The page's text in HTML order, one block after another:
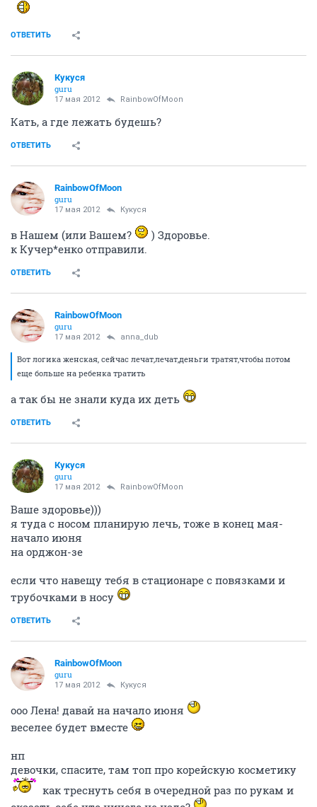
ОТВЕТИТЬ
Кукуся
guru
17 мая 2012 RainbowOfMoon
Кать, а где лежать будешь?
ОТВЕТИТЬ
RainbowOfMoon
guru
17 мая 2012 Кукуся
в Нашем (или Вашем?
) Здоровье.
к Кучер*енко отправили.
ОТВЕТИТЬ
RainbowOfMoon
guru
17 мая 2012 anna_dub
Вот логика женская, сейчас лечат,лечат,деньги тратят,чтобы потом
еще больше на ребенка тратить
а так бы не знали куда их деть
ОТВЕТИТЬ
Кукуся
guru
17 мая 2012 RainbowOfMoon
Ваше здоровье)))
я туда с носом планирую лечь, тоже в конец мая-
начало июня
на орджон-зе
если что навещу тебя в стационаре с повязками и
трубочками в носу
ОТВЕТИТЬ
RainbowOfMoon
guru
17 мая 2012 Кукуся
ооо Лена! давай на начало июня
веселее будет вместе
нп
девочки, спасите, там топ про корейскую косметику
как треснуть себя в очередной раз по рукам и